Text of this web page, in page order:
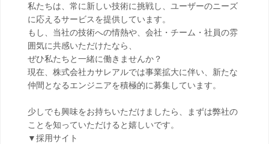
私たちは、常に新しい技術に挑戦し、ユーザーのニーズ
に応えるサービスを提供しています。
もし、当社の技術への情熱や、会社・チーム・社員の雰
囲気に共感いただけたなら、
ぜひ私たちと一緒に働きませんか？
現在、株式会社カサレアルでは事業拡大に伴い、新たな
仲間となるエンジニアを積極的に募集しています。
少しでも興味をお持ちいただけましたら、まずは弊社の
ことを知っていただけると嬉しいです。
▼採用サイト